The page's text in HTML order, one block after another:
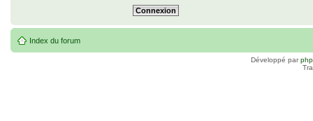
Index du forum
Développé par